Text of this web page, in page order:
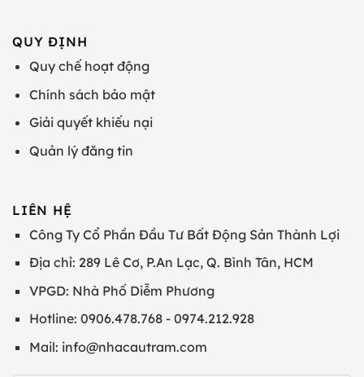
QUY ĐỊNH
Quy chế hoạt động
Chính sách bảo mật
Giải quyết khiếu nại
Quản lý đăng tin
LIÊN HỆ
Công Ty Cổ Phần Đầu Tư Bất Động Sản Thành Lợi
Địa chỉ: 289 Lê Cơ, P.An Lạc, Q. Bình Tân, HCM
VPGD: Nhà Phố Diễm Phương
Hotline: 0906.478.768 - 0974.212.928
Mail: info@nhacautram.com